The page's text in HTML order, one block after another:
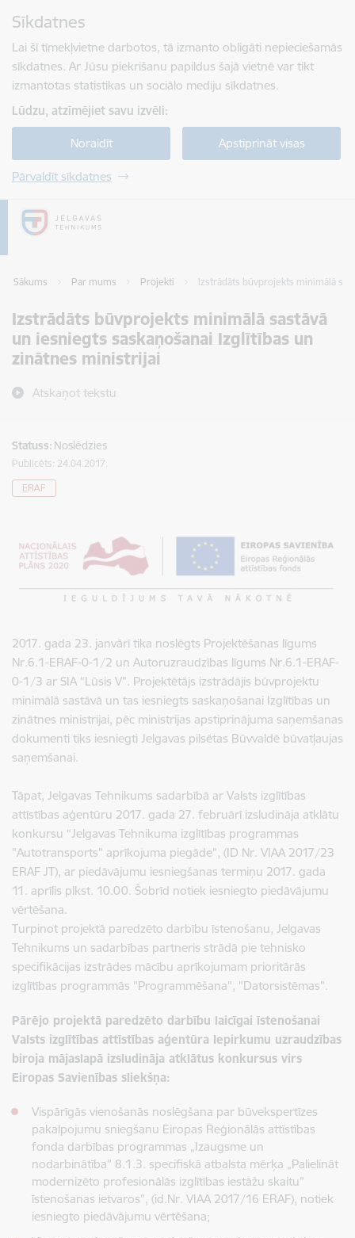
Sīkdatnes
Lai šī tīmekļvietne darbotos, tā izmanto obligāti nepieciešamās
sīkdatnes. Ar Jūsu piekrišanu papildus šajā vietnē var tikt
izmantotas statistikas un sociālo mediju sīkdatnes.
Lūdzu, atzīmējiet savu izvēli:
Noraidīt Apstiprināt visas
Pārvaldīt sīkdatnes
Sākums Par mums Projekti Izstrādāts būvprojekts minimālā
Izstrādāts būvprojekts minimālā sastāvā
un iesniegts saskaņošanai Izglītības un
zinātnes ministrijai
Atskaņot tekstu
Statuss: Noslēdzies
Publicēts: 24.04.2017.
ERAF
2017. gada 23. janvārī tika noslēgts Projektēšanas līgums
Nr.6.1-ERAF-0-1/2 un Autoruzraudzības līgums Nr.6.1-ERAF-
0-1/3 ar SIA “Lūsis V”. Projektētājs izstrādājis būvprojektu
minimālā sastāvā un tas iesniegts saskaņošanai Izglītības un
zinātnes ministrijai, pēc ministrijas apstiprinājuma saņemšanas
dokumenti tiks iesniegti Jelgavas pilsētas Būvvaldē būvatļaujas
saņemšanai.
Tāpat, Jelgavas Tehnikums sadarbībā ar Valsts izglītības
attīstības aģentūru 2017. gada 27. februārī izsludināja atklātu
konkursu “Jelgavas Tehnikuma izglītības programmas
"Autotransports" aprīkojuma piegāde”, (ID Nr. VIAA 2017/23
ERAF JT), ar piedāvājumu iesniegšanas termiņu 2017. gada
11. aprīlis plkst. 10.00. Šobrīd notiek iesniegto piedāvājumu
vērtēšana.
Turpinot projektā paredzēto darbību īstenošanu, Jelgavas
Tehnikums un sadarbības partneris strādā pie tehnisko
specifikācijas izstrādes mācību aprīkojumam prioritārās
izglītības programmās "Programmēšana", "Datorsistēmas".
Pārējo projektā paredzēto darbību laicīgai īstenošanai
Valsts izglītības attīstības aģentūra Iepirkumu uzraudzības
biroja mājaslapā izsludināja atklātus konkursus virs
Eiropas Savienības sliekšņa:
Vispārīgās vienošanās noslēgšana par būvekspertīzes
pakalpojumu sniegšanu Eiropas Reģionālās attīstības
fonda darbības programmas „Izaugsme un
nodarbinātība” 8.1.3. specifiskā atbalsta mērķa „Palielināt
modernizēto profesionālās izglītības iestāžu skaitu”
īstenošanas ietvaros”, (id.Nr. VIAA 2017/16 ERAF), notiek
iesniegto piedāvājumu vērtēšana;